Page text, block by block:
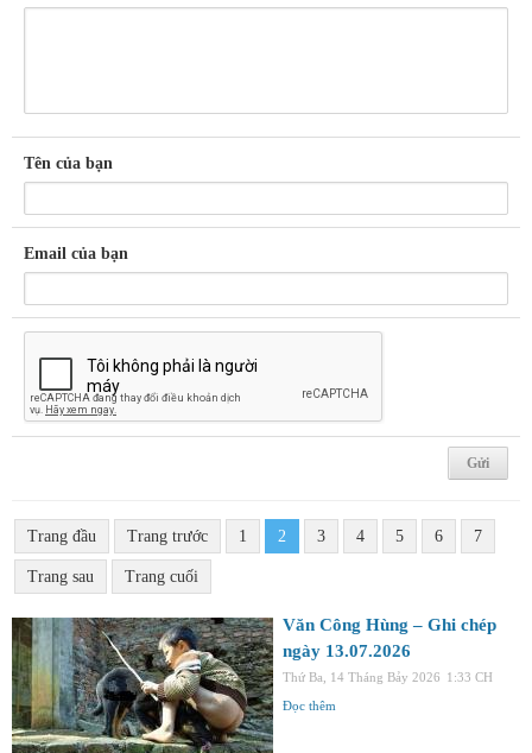
Tên của bạn
Email của bạn
Trang đầu Trang trước 1 2 3 4 5 6 7
Trang sau Trang cuối
Văn Công Hùng – Ghi chép
ngày 13.07.2026
Thứ Ba, 14 Tháng Bảy 2026 1:33 CH
Đọc thêm